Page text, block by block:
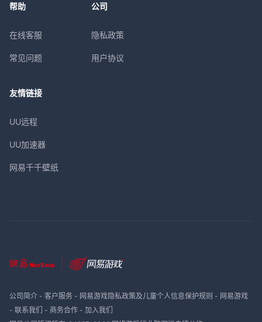
帮助
在线客服
常见问题
公司
隐私政策
用户协议
友情链接
UU远程
UU加速器
网易千千壁纸
公司简介- 客户服务- 网易游戏隐私政策及儿童个人信息保护规则 - 网易游戏
- 联系我们 - 商务合作- 加入我们